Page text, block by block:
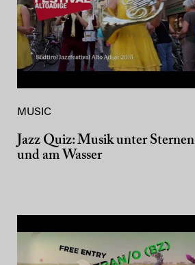
MUSIC
Jazz Quiz: Musik unter Sternen
und am Wasser